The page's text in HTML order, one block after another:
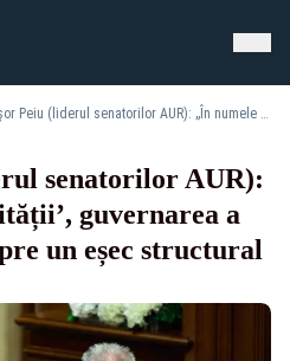
Petrișor Peiu (liderul senatorilor AUR): „În numele ‘stabilității’, guvernarea a condus România spre un eșec structural și sistematic”
senatorilor AUR):
guvernarea a
un eșec structural